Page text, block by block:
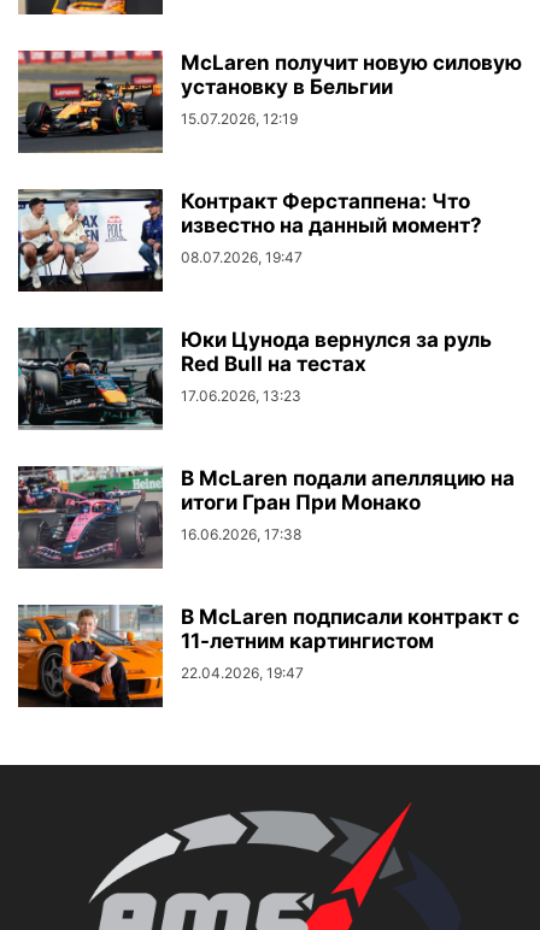
McLaren получит новую силовую
установку в Бельгии
15.07.2026, 12:19
Контракт Ферстаппена: Что
известно на данный момент?
08.07.2026, 19:47
Юки Цунода вернулся за руль
Red Bull на тестах
17.06.2026, 13:23
В McLaren подали апелляцию на
итоги Гран При Монако
16.06.2026, 17:38
В McLaren подписали контракт с
11-летним картингистом
22.04.2026, 19:47